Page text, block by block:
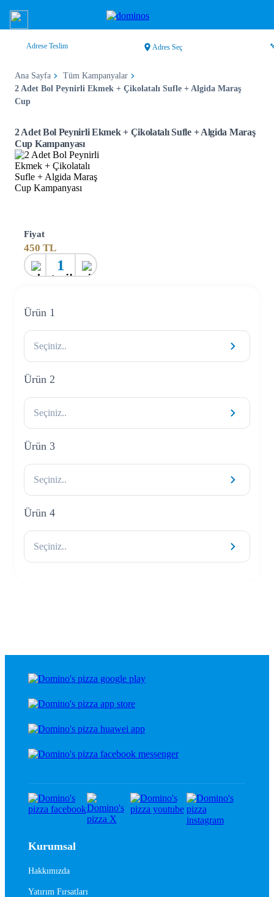
Adrese Teslim Adres Seç
Ana Sayfa
Tüm Kampanyalar
2 Adet Bol Peynirli Ekmek + Çikolatalı Sufle + Algida Maraş
Cup
2 Adet Bol Peynirli Ekmek + Çikolatalı Sufle + Algida Maraş
Cup Kampanyası
Fiyat
450 TL
1
Ürün 1
Seçiniz..
Ürün 2
Seçiniz..
Ürün 3
Seçiniz..
Ürün 4
Seçiniz..
Kurumsal
Hakkımızda
Yatırım Fırsatları